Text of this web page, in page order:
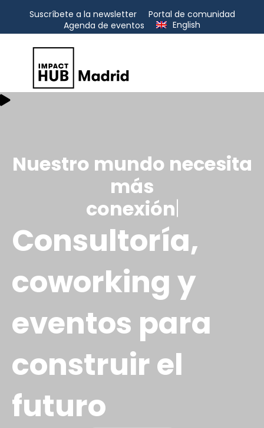
Suscríbete a la newsletter
Portal de comunidad
Agenda de eventos
English
Nuestro mundo necesita
más
conexión
Consultoría,
coworking y
eventos para
construir el
futuro